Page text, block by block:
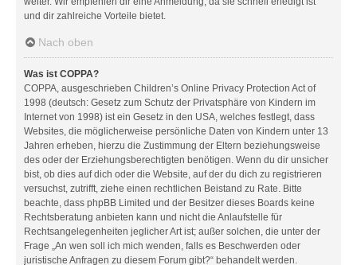
und dir zahlreiche Vorteile bietet.
Nach oben
Was ist COPPA?
COPPA, ausgeschrieben Children’s Online Privacy Protection Act of
1998 (deutsch: Gesetz zum Schutz der Privatsphäre von Kindern im
Internet von 1998) ist ein Gesetz in den USA, welches festlegt, dass
Websites, die möglicherweise persönliche Daten von Kindern unter 13
Jahren erheben, hierzu die Zustimmung der Eltern beziehungsweise
des oder der Erziehungsberechtigten benötigen. Wenn du dir unsicher
bist, ob dies auf dich oder die Website, auf der du dich zu registrieren
versuchst, zutrifft, ziehe einen rechtlichen Beistand zu Rate. Bitte
beachte, dass phpBB Limited und der Besitzer dieses Boards keine
Rechtsberatung anbieten kann und nicht die Anlaufstelle für
Rechtsangelegenheiten jeglicher Art ist; außer solchen, die unter der
Frage „An wen soll ich mich wenden, falls es Beschwerden oder
juristische Anfragen zu diesem Forum gibt?“ behandelt werden.